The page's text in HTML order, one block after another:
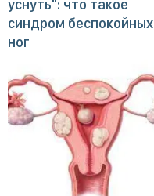
уснуть": что такое
синдром беспокойных
ног